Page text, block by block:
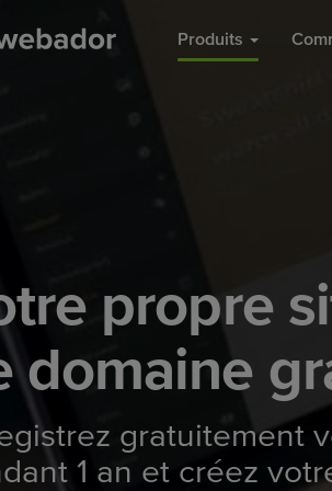
Produits
propre
domaine
gratuitement
1 an et créez